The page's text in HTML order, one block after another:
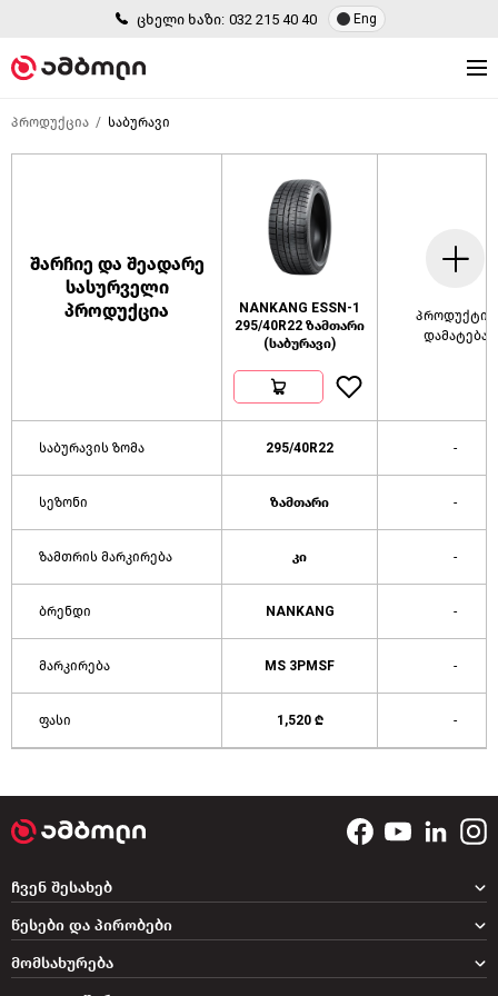
ცხელი ხაზი: 032 215 40 40 Eng
პროდუქცია საბურავი
შარჩიე და შეადარე
სასურველი
პროდუქცია
NANKANG ESSN-1
295/40R22 ზამთარი
(საბურავი)
პროდუქტის
დამატება
საბურავის ზომა 295/40R22 -
სეზონი ზამთარი -
ზამთრის მარკირება კი -
ბრენდი NANKANG -
მარკირება MS 3PMSF -
ფასი 1,520 ₾ -
ჩვენ შესახებ
წესები და პირობები
მომსახურება